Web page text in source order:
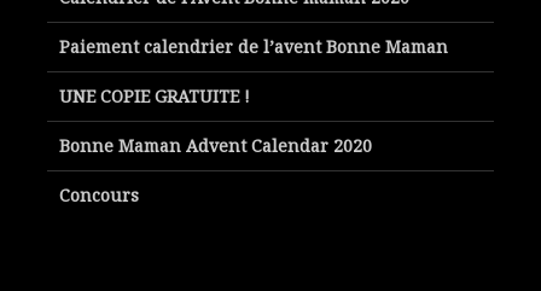
Paiement calendrier de l’avent Bonne Maman
UNE COPIE GRATUITE !
Bonne Maman Advent Calendar 2020
Concours